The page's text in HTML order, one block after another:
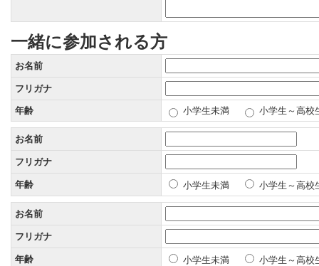
一緒に参加される方
お名前
フリガナ
年齢 小学生未満 小学生～高校
お名前
フリガナ
年齢 小学生未満 小学生～高校
お名前
フリガナ
年齢 小学生未満 小学生～高校